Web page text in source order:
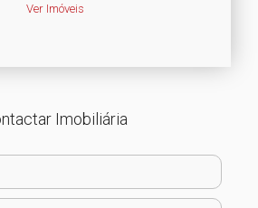
Ver Imóveis
Imobiliária